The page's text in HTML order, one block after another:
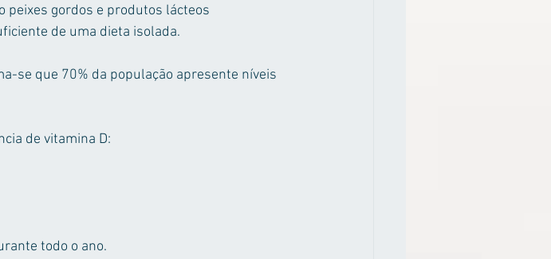
peixes gordos e produtos lácteos
de uma dieta isolada.
se que 70% da população apresente níveis
de vitamina D:
todo o ano.